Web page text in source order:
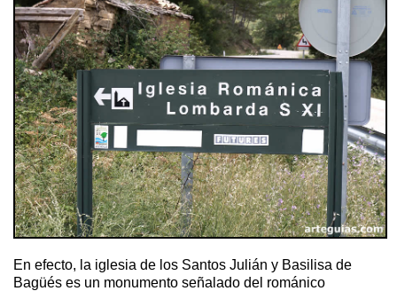
En efecto, la iglesia de los Santos Julián y Basilisa de
Bagüés es un monumento señalado del románico